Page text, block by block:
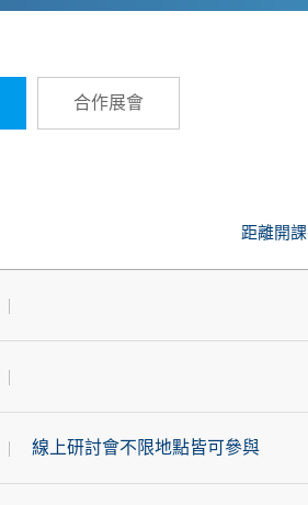
合作展會
距離開課
線上研討會不限地點皆可參與